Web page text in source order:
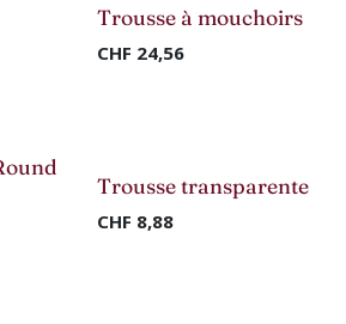
Nouveau !
Trousse à mouchoirs
CHF 24,56
Trousse transparente
CHF 8,88